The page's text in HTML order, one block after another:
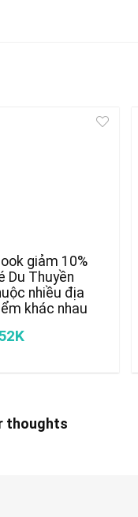
giảm 10%
Du Thuyền
nhiều địa
khác nhau
thoughts